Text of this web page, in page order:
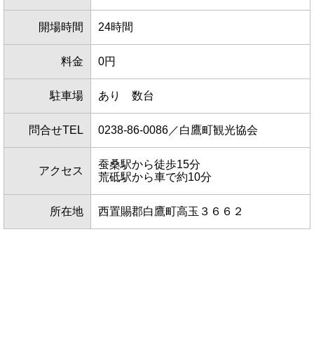
開場時間 24時間
料金 0円
駐車場 あり 数台
問合せTEL 0238-86-0086／白鷹町観光協会
アクセス
蚕桑駅から徒歩15分
荒砥駅から車で約10分
所在地 西置賜郡白鷹町高玉３６６２